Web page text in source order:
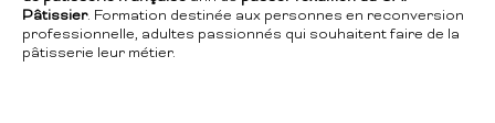
Pâtissier. Formation destinée aux personnes en reconversion
professionnelle, adultes passionnés qui souhaitent faire de la
pâtisserie leur métier.